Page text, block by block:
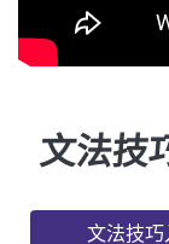
文法技
文法技巧